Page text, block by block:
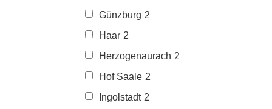
Günzburg 2
Haar 2
Herzogenaurach 2
Hof Saale 2
Ingolstadt 2